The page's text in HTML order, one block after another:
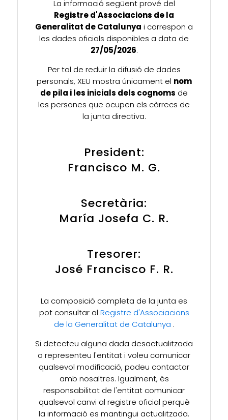
La informació següent prové del
Registre d'Associacions de la
Generalitat de Catalunya i correspon a
les dades oficials disponibles a data de
27/05/2026.
Per tal de reduir la difusió de dades
personals, XEU mostra únicament el nom
de pila i les inicials dels cognoms de
les persones que ocupen els càrrecs de
la junta directiva.
President:
Francisco M. G.
Secretària:
María Josefa C. R.
Tresorer:
José Francisco F. R.
La composició completa de la junta es
pot consultar al Registre d'Associacions
de la Generalitat de Catalunya .
Si detecteu alguna dada desactualitzada
o representeu l'entitat i voleu comunicar
qualsevol modificació, podeu contactar
amb nosaltres. Igualment, és
responsabilitat de l'entitat comunicar
qualsevol canvi al registre oficial perquè
la informació es mantingui actualitzada.